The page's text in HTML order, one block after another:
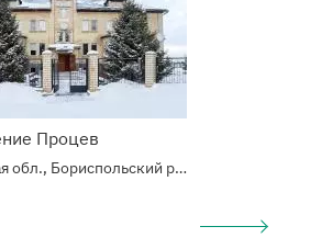
Процев
Киевская обл., Бориспольский р-н, с.Процев, Б. Хмельницкого 6/10